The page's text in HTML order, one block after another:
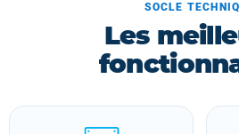
SOCLE
Les